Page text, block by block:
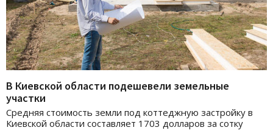
В Киевской области подешевели земельные
участки
Средняя стоимость земли под коттеджную застройку в
Киевской области составляет 1703 долларов за сотку